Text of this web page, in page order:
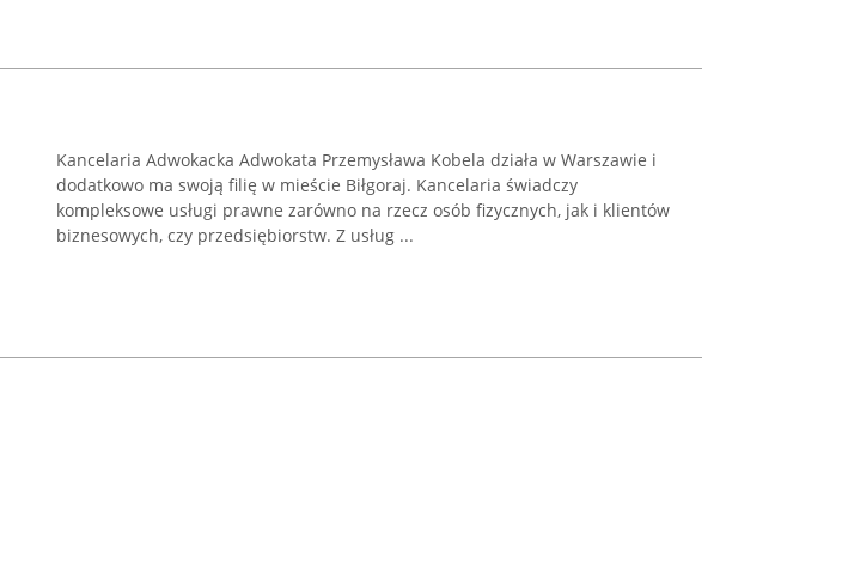
Kancelaria Adwokacka Adwokata Przemysława Kobela działa w Warszawie i
dodatkowo ma swoją filię w mieście Biłgoraj. Kancelaria świadczy
kompleksowe usługi prawne zarówno na rzecz osób fizycznych, jak i klientów
biznesowych, czy przedsiębiorstw. Z usług ...